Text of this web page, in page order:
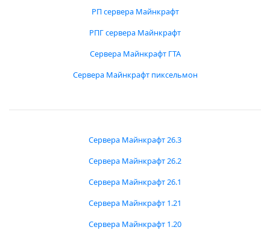
РП сервера Майнкрафт
РПГ сервера Майнкрафт
Сервера Майнкрафт ГТА
Сервера Майнкрафт пиксельмон
Сервера Майнкрафт 26.3
Сервера Майнкрафт 26.2
Сервера Майнкрафт 26.1
Сервера Майнкрафт 1.21
Сервера Майнкрафт 1.20